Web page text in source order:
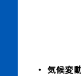
・ 気候変